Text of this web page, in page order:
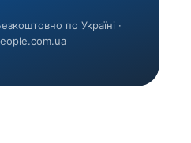
по Україні ·